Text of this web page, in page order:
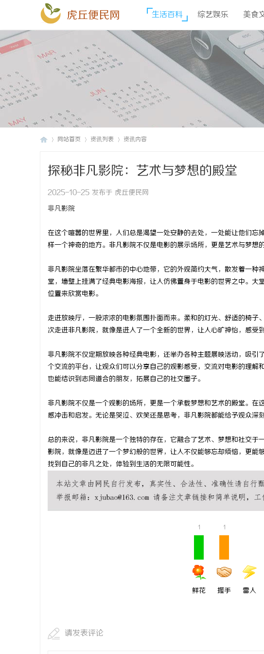
虎丘便民网 生活百科 综艺娱乐 美食
网站首页 资讯列表 资讯内容
探秘非凡影院：艺术与梦想的殿堂
2025-10-25 发布于 虎丘便民网
非凡影院
在这个喧嚣的世界里，人们总是渴望一处安静的去处，一处能让他们
样一个神奇的地方。非凡影院不仅是电影的展示场所，更是艺术与梦想的
非凡影院坐落在繁华都市的中心地带，它的外观简约大气，散发着一
堂，墙壁上挂满了经典电影海报，让人仿佛置身于电影的世界之中。
位置来欣赏电影。
走进放映厅，一股浓浓的电影氛围扑面而来。柔和的灯光、舒适的椅
次走进非凡影院，就像是进入了一个全新的世界，让人心旷神怡，感受
非凡影院不仅定期放映各种经典电影，还举办各种主题展映活动，吸
个交流的平台，让观众们可以分享自己的观影感受，交流对电影的理解
也能结识到志同道合的朋友，拓展自己的社交圈子。
非凡影院不仅是一个观影的场所，更是一个承载梦想和艺术的殿堂。
感冲击和启发。无论是哭泣、欢笑还是思考，非凡影院都能给予观众深
总的来说，非凡影院是一个独特的存在，它融合了艺术、梦想和社交
影院，就像是迈进了一个梦幻般的世界，让人不仅能够忘却烦恼，更能
找到自己的非凡之处，体验到生活的无限可能性。
1
鲜花
1
握手 雷人
请发表评论
武汉配眼镜 上海配眼镜